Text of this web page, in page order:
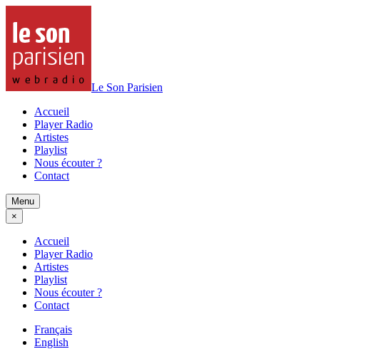
Le Son Parisien
Accueil
Player Radio
Artistes
Playlist
Nous écouter ?
Contact
Menu
×
Accueil
Player Radio
Artistes
Playlist
Nous écouter ?
Contact
Français
English